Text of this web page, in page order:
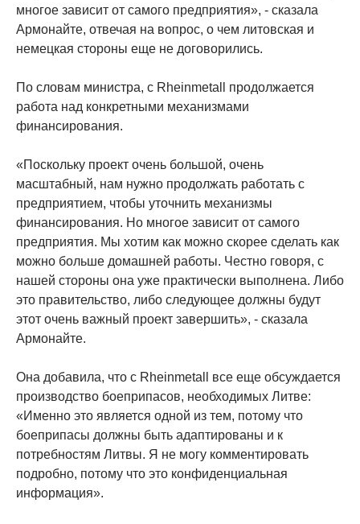
многое зависит от самого предприятия», - сказала
Армонайте, отвечая на вопрос, о чем литовская и
немецкая стороны еще не договорились.
По словам министра, с Rheinmetall продолжается
работа над конкретными механизмами
финансирования.
«Поскольку проект очень большой, очень
масштабный, нам нужно продолжать работать с
предприятием, чтобы уточнить механизмы
финансирования. Но многое зависит от самого
предприятия. Мы хотим как можно скорее сделать как
можно больше домашней работы. Честно говоря, с
нашей стороны она уже практически выполнена. Либо
это правительство, либо следующее должны будут
этот очень важный проект завершить», - сказала
Армонайте.
Она добавила, что с Rheinmetall все еще обсуждается
производство боеприпасов, необходимых Литве:
«Именно это является одной из тем, потому что
боеприпасы должны быть адаптированы и к
потребностям Литвы. Я не могу комментировать
подробно, потому что это конфиденциальная
информация».